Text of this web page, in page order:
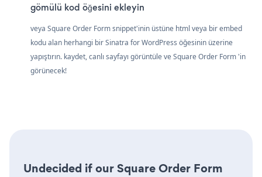
gömülü kod öğesini ekleyin
veya Square Order Form snippet'inin üstüne html veya bir embed
kodu alan herhangi bir Sinatra for WordPress öğesinin üzerine
yapıştırın. kaydet, canlı sayfayı görüntüle ve Square Order Form 'in
görünecek!
Undecided if our Square Order Form